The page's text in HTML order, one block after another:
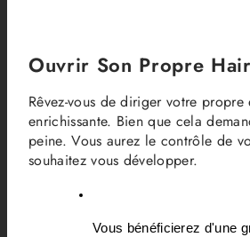
Ouvrir Son Propre
Rêvez-vous de diriger votre
enrichissante. Bien que cela
peine. Vous aurez le contrôle de
souhaitez vous développer.
Vous bénéficierez d'une